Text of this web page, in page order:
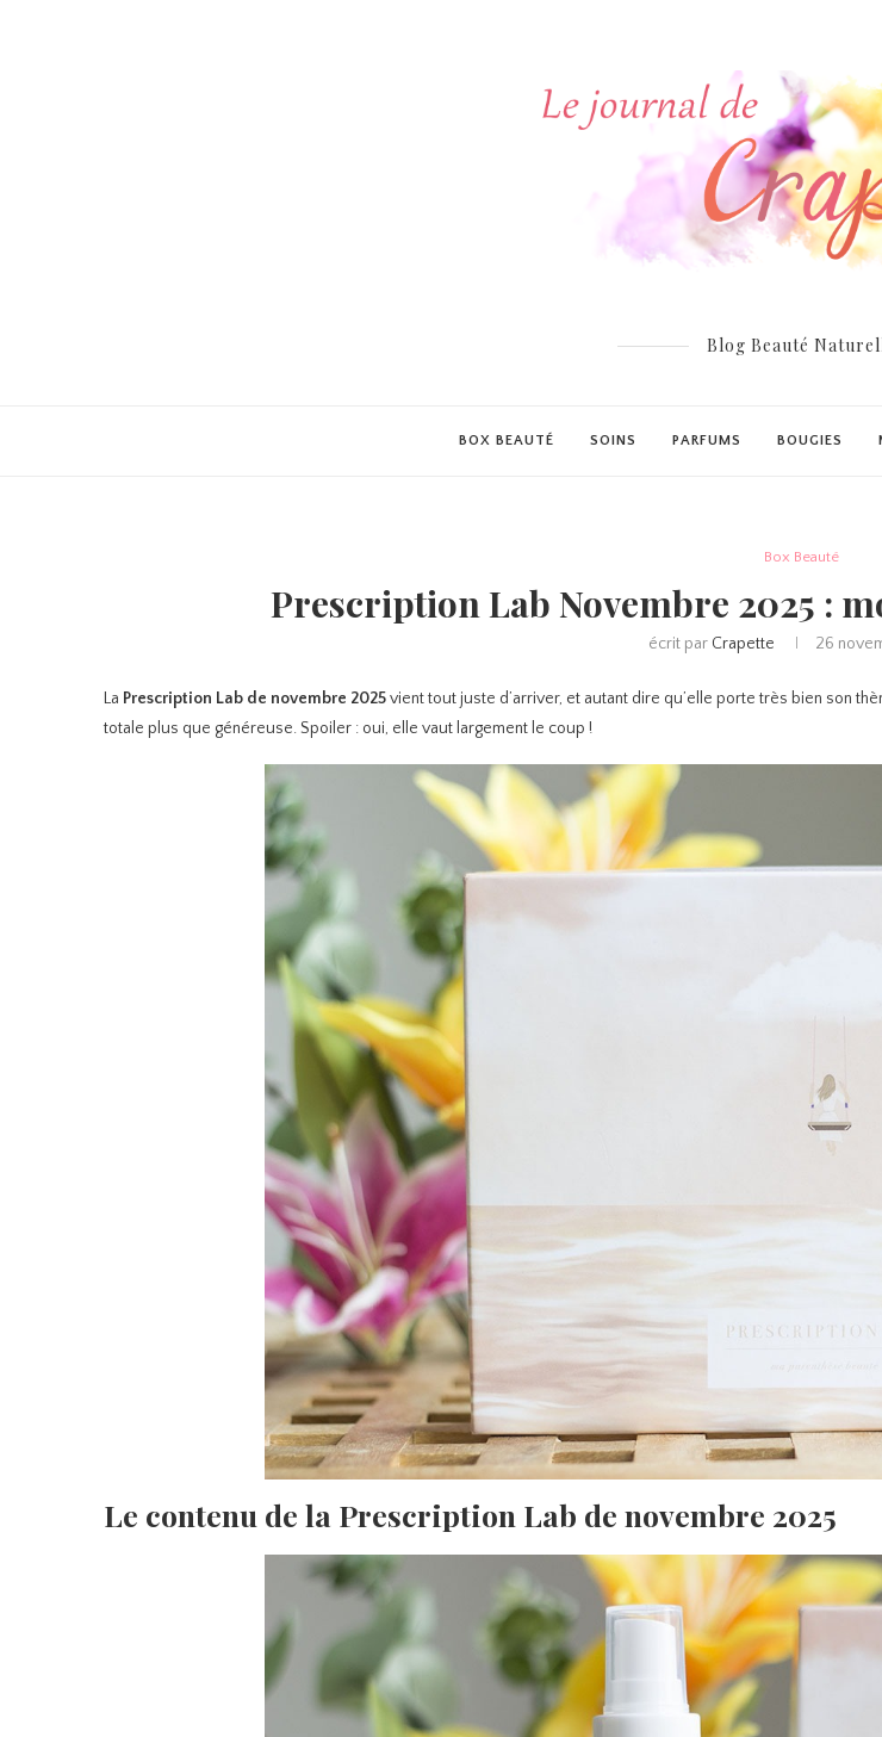
Blog Beauté
BOX BEAUTÉ SOINS PARFUMS BOUGIES
Box Beauté
Prescription Lab Novembre 2025 :
écrit par Crapette 26
La Prescription Lab de novembre 2025vient tout juste d’arriver, et autant dire qu’elle porte très bien son
totale plus que généreuse. Spoiler : oui, elle vaut largement le coup !
Le contenu de la Prescription Lab de novembre 2025